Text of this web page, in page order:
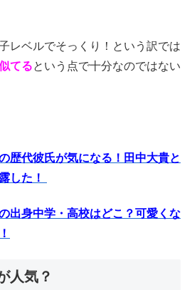
レベルでそっくり！という訳では
てるという点で十分なのではない
歴代彼氏が気になる！田中大貴と
した！
出身中学・高校はどこ？可愛くな
人気？